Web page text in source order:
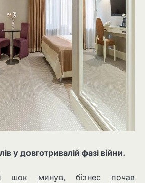
у довготривалій фазі війни.
шок минув, бізнес почав